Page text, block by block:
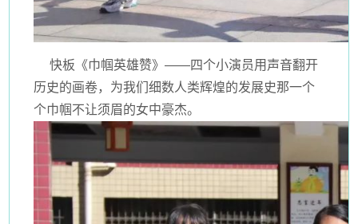
快板《巾帼英雄赞》——四个小演员用声音翻开
历史的画卷，为我们细数人类辉煌的发展史那一个
个巾帼不让须眉的女中豪杰。